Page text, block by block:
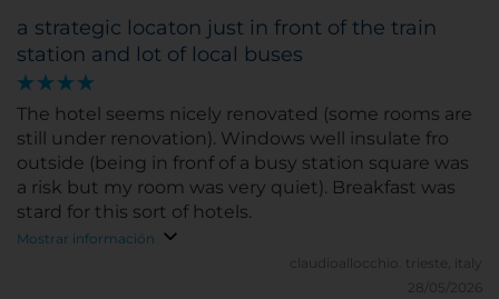
a strategic locaton just in front of the train
station and lot of local buses
The hotel seems nicely renovated (some rooms are
still under renovation). Windows well insulate fro
outside (being in fronf of a busy station square was
a risk but my room was very quiet). Breakfast was
stard for this sort of hotels.
Mostrar información
claudioallocchio. trieste, italy
28/05/2026